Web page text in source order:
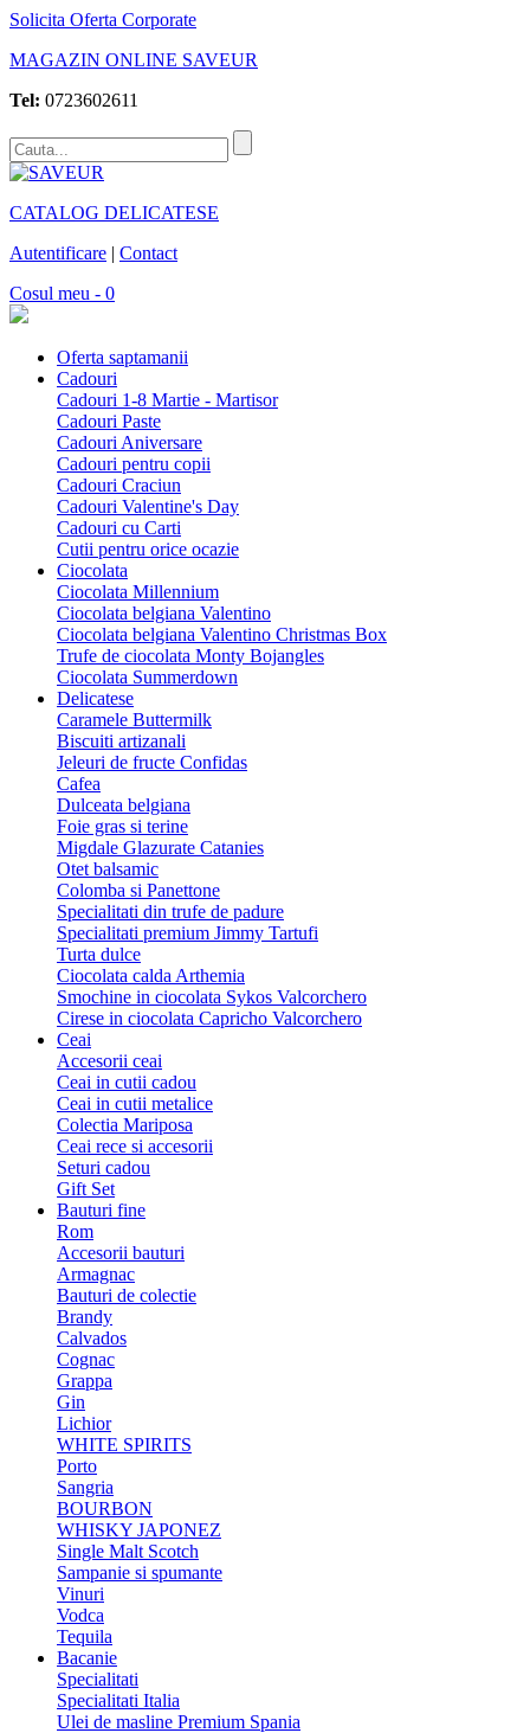
Solicita Oferta Corporate
MAGAZIN ONLINE SAVEUR
Tel: 0723602611
CATALOG DELICATESE
Autentificare | Contact
Cosul meu - 0
Oferta saptamanii
Cadouri
Cadouri 1-8 Martie - Martisor
Cadouri Paste
Cadouri Aniversare
Cadouri pentru copii
Cadouri Craciun
Cadouri Valentine's Day
Cadouri cu Carti
Cutii pentru orice ocazie
Ciocolata
Ciocolata Millennium
Ciocolata belgiana Valentino
Ciocolata belgiana Valentino Christmas Box
Trufe de ciocolata Monty Bojangles
Ciocolata Summerdown
Delicatese
Caramele Buttermilk
Biscuiti artizanali
Jeleuri de fructe Confidas
Cafea
Dulceata belgiana
Foie gras si terine
Migdale Glazurate Catanies
Otet balsamic
Colomba si Panettone
Specialitati din trufe de padure
Specialitati premium Jimmy Tartufi
Turta dulce
Ciocolata calda Arthemia
Smochine in ciocolata Sykos Valcorchero
Cirese in ciocolata Capricho Valcorchero
Ceai
Accesorii ceai
Ceai in cutii cadou
Ceai in cutii metalice
Colectia Mariposa
Ceai rece si accesorii
Seturi cadou
Gift Set
Bauturi fine
Rom
Accesorii bauturi
Armagnac
Bauturi de colectie
Brandy
Calvados
Cognac
Grappa
Gin
Lichior
WHITE SPIRITS
Porto
Sangria
BOURBON
WHISKY JAPONEZ
Single Malt Scotch
Sampanie si spumante
Vinuri
Vodca
Tequila
Bacanie
Specialitati
Specialitati Italia
Ulei de masline Premium Spania